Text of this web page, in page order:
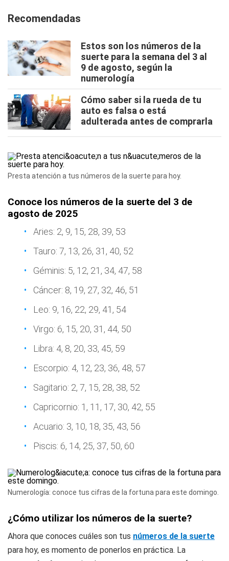
Recomendadas
Estos son los números de la
suerte para la semana del 3 al
9 de agosto, según la
numerología
Cómo saber si la rueda de tu
auto es falsa o está
adulterada antes de comprarla
Presta atención a tus números de la suerte para hoy.
Conoce los números de la suerte del 3 de
agosto de 2025
Aries: 2, 9, 15, 28, 39, 53
Tauro: 7, 13, 26, 31, 40, 52
Géminis: 5, 12, 21, 34, 47, 58
Cáncer: 8, 19, 27, 32, 46, 51
Leo: 9, 16, 22, 29, 41, 54
Virgo: 6, 15, 20, 31, 44, 50
Libra: 4, 8, 20, 33, 45, 59
Escorpio: 4, 12, 23, 36, 48, 57
Sagitario: 2, 7, 15, 28, 38, 52
Capricornio: 1, 11, 17, 30, 42, 55
Acuario: 3, 10, 18, 35, 43, 56
Piscis: 6, 14, 25, 37, 50, 60
Numerología: conoce tus cifras de la fortuna para este domingo.
¿Cómo utilizar los números de la suerte?
Ahora que conoces cuáles son tus números de la suerte
para hoy, es momento de ponerlos en práctica. La